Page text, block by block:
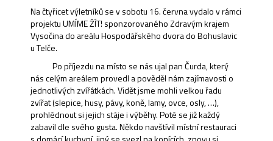
Na čtyřicet výletníků se v sobotu 16. června vydalo v rámci
projektu UMÍME ŽÍT! sponzorovaného Zdravým krajem
Vysočina do areálu Hospodářského dvora do Bohuslavic
u Telče.
Po příjezdu na místo se nás ujal pan Čurda, který
nás celým areálem provedl a pověděl nám zajímavosti o
jednotlivých zvířátkách. Vidět jsme mohli velkou řadu
zvířat (slepice, husy, pávy, koně, lamy, ovce, osly, …),
prohlédnout si jejich stáje i výběhy. Poté se již každý
zabavil dle svého gusta. Někdo navštívil místní restauraci